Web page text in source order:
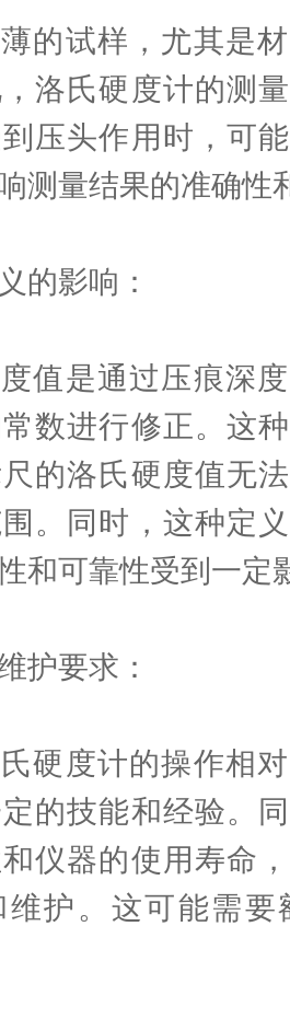
的试样，尤其是
洛氏硬度计的测
压头作用时，可
测量结果的准确性
的影响：
值是通过压痕深
数进行修正。这
的洛氏硬度值无
。同时，这种定
和可靠性受到一定
护要求：
硬度计的操作相
的技能和经验。
仪器的使用寿命
维护。这可能需要